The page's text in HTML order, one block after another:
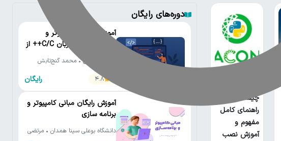
چیست؟
راهنمای کامل
مفهوم و
آموزش نصب
دوره‌های رایگان
آموزش رایگان کامپیوتر و
برنامه‌نویسی به زبان C/C++ از
مقدماتی تا پیشرفته
دانشگاه تهران • محمد گنج‌تابش
4.8
رایگان
آموزش رایگان مبانی کامپیوتر و
برنامه سازی
دانشگاه بوعلی سینا همدان • مرتضی